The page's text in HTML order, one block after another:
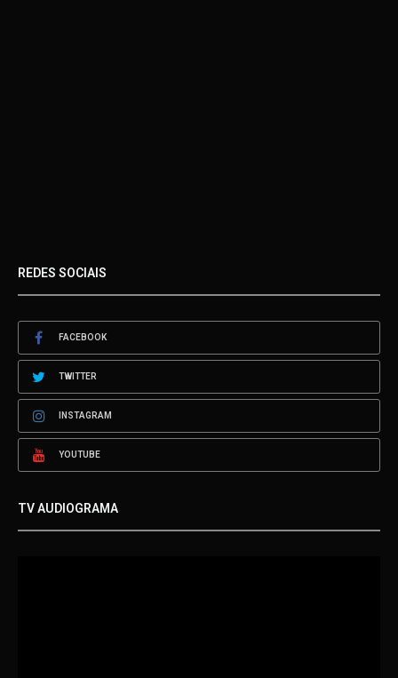
REDES SOCIAIS
FACEBOOK
TWITTER
INSTAGRAM
YOUTUBE
TV AUDIOGRAMA